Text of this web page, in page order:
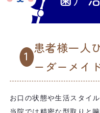
1
患者様一人
ーダーメイ
お口の状態や生活スタイ